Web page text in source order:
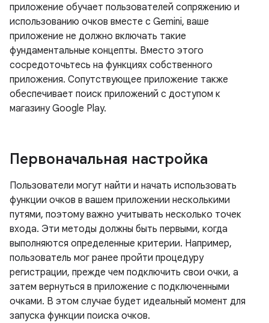
приложение обучает пользователей сопряжению и
использованию очков вместе с Gemini, ваше
приложение не должно включать такие
фундаментальные концепты. Вместо этого
сосредоточьтесь на функциях собственного
приложения. Сопутствующее приложение также
обеспечивает поиск приложений с доступом к
магазину Google Play.
Первоначальная настройка
Пользователи могут найти и начать использовать
функции очков в вашем приложении несколькими
путями, поэтому важно учитывать несколько точек
входа. Эти методы должны быть первыми, когда
выполняются определенные критерии. Например,
пользователь мог ранее пройти процедуру
регистрации, прежде чем подключить свои очки, а
затем вернуться в приложение с подключенными
очками. В этом случае будет идеальный момент для
запуска функции поиска очков.